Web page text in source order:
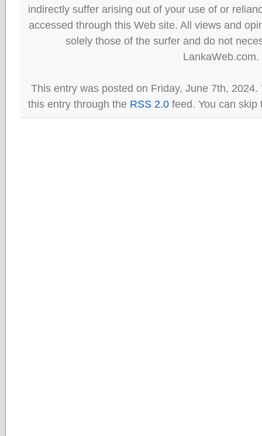
indirectly suffer arising out of your use of or
accessed through this Web site. All views and
solely those of the surfer and do not
LankaWeb.com.
This entry was posted on Friday, June 7th,
this entry through the RSS 2.0 feed. You can